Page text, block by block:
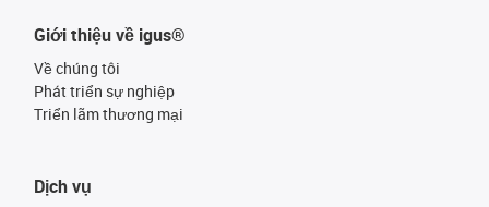
Giới thiệu về igus®
Về chúng tôi
Phát triển sự nghiệp
Triển lãm thương mại
Dịch vụ